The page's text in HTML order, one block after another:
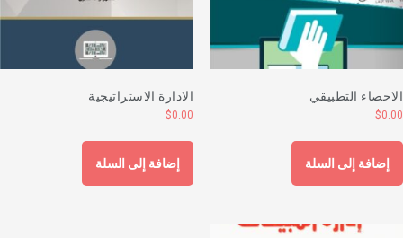
التطبيقي
$
إضافة إلى السلة
الادارة الاستراتيجية
$0.00
إضافة إلى السلة